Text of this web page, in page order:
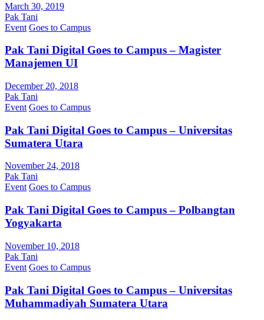
March 30, 2019
Pak Tani
Event Goes to Campus
Pak Tani Digital Goes to Campus – Magister
Manajemen UI
December 20, 2018
Pak Tani
Event Goes to Campus
Pak Tani Digital Goes to Campus – Universitas
Sumatera Utara
November 24, 2018
Pak Tani
Event Goes to Campus
Pak Tani Digital Goes to Campus – Polbangtan
Yogyakarta
November 10, 2018
Pak Tani
Event Goes to Campus
Pak Tani Digital Goes to Campus – Universitas
Muhammadiyah Sumatera Utara